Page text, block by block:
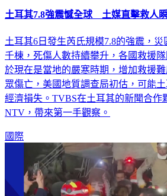
土耳其7.8強震憾全球 土媒直擊救人
土耳其6日發生芮氏規模7.8的強震，
千棟，死傷人數持續攀升，各國救援
於現在是當地的嚴寒時期，增加救援
眾傷亡，美國地質調查局初估，可能
經濟損失。TVBS在土耳其的新聞合作
NTV，帶來第一手觀察。
國際